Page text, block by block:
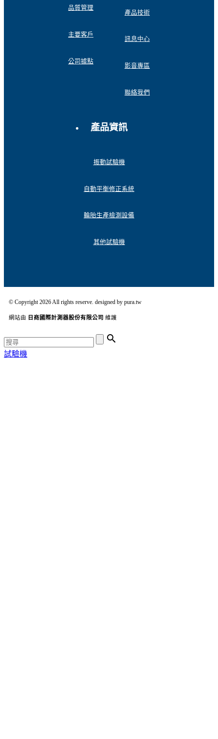
品質管理
主要客戶
公司據點
產品技術
訊息中心
影音專區
聯絡我們
產品資訊
振動試驗機
自動平衡修正系統
輪胎生產檢測設備
其他試驗機
© Copyright 2026 All rights reserve. designed by pura.tw
網站由 日商國際計測器股份有限公司 維護

試驗機